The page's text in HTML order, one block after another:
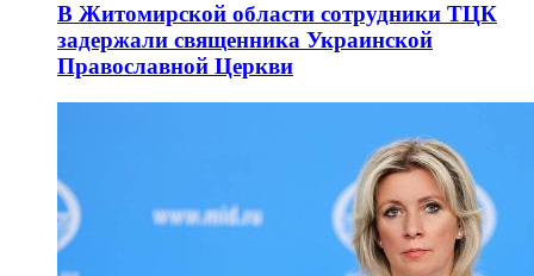
В Житомирской области сотрудники ТЦК
задержали священника Украинской
Православной Церкви